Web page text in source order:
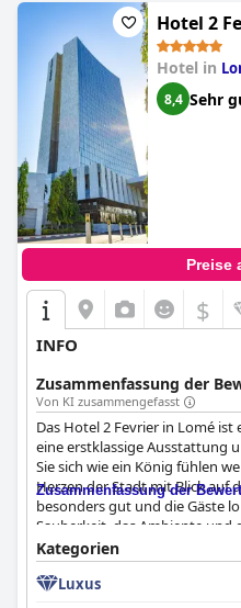
Hotel 2
Hotel in
8,4 Sehr
Preise
$
INFO
Zusammenfassung der
Von KI zusammengefasst
Das Hotel 2 Fevrier in Lomé
eine erstklassige Ausstattung
Sie sich wie ein König fühlen
Herzen der Stadt mit Blick auf
besonders gut und die Gäste
Sauberkeit, das Ambiente und
Frühstück ist ausgezeichnet,
Optionen, dem effizienten
köstlichen und gut
Zusammenfassung der
Kategorien
Luxus